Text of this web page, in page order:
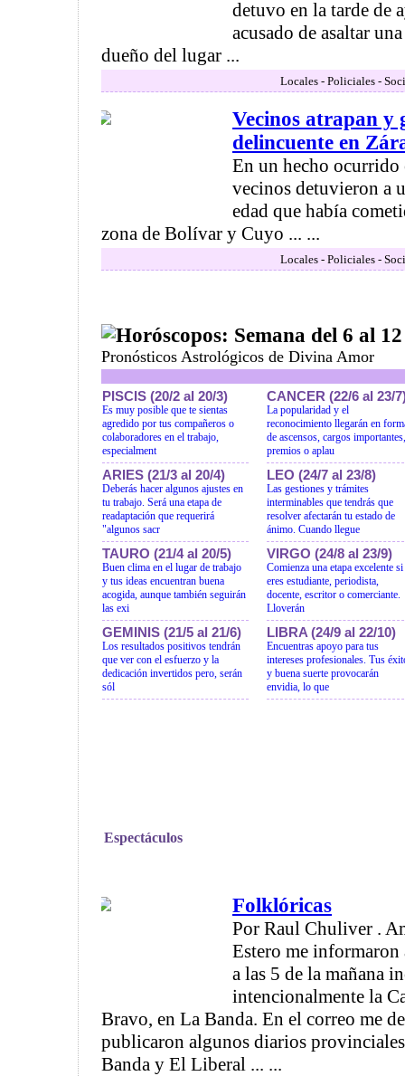
detuvo en la tarde de
acusado de asaltar
dueño del lugar ...
Locales - Policiales -
Vecinos atrapan y
delincuente en
En un hecho ocurrido
vecinos detuvieron a
edad que había
zona de Bolívar y Cuyo ... ...
Locales - Policiales -
Horóscopos: Semana del 6 al
Pronósticos Astrológicos de Divina Amor
PISCIS (20/2 al 20/3)
Es muy posible que te sientas
agredido por tus compañeros o
colaboradores en el trabajo,
especialment
ARIES (21/3 al 20/4)
Deberás hacer algunos ajustes en
tu trabajo. Será una etapa de
readaptación que requerirá
"algunos sacr
TAURO (21/4 al 20/5)
Buen clima en el lugar de trabajo
y tus ideas encuentran buena
acogida, aunque también seguirán
las exi
GEMINIS (21/5 al 21/6)
Los resultados positivos tendrán
que ver con el esfuerzo y la
dedicación invertidos pero, serán
sól
CANCER (22/6 al 23/
La popularidad y el
reconocimiento llegarán en
de ascensos, cargos importantes,
premios o aplau
LEO (24/7 al 23/8)
Las gestiones y trámites
interminables que tendrás que
resolver afectarán tu estado de
ánimo. Cuando llegue
VIRGO (24/8 al 23/9)
Comienza una etapa excelente si
eres estudiante, periodista,
docente, escritor o comerciante.
Lloverán
LIBRA (24/9 al 22/10)
Encuentras apoyo para tus
intereses profesionales. Tus
y buena suerte provocarán
envidia, lo que
Espectáculos
Folklóricas
Por Raul Chuliver .
Estero me informaron
a las 5 de la mañana
intencionalmente la
Bravo, en La Banda. En el correo me
publicaron algunos diarios
Banda y El Liberal ... ...